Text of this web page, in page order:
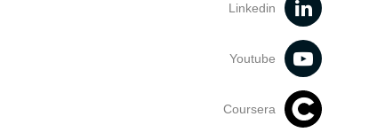
Linkedin
Youtube
Coursera